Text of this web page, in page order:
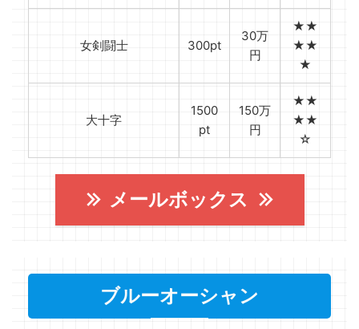
女剣闘士 300pt
30万
円
★★
★★
★
大十字
1500
pt
150万
円
★★
★★
☆
メールボックス
ブルーオーシャン